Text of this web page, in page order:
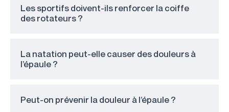
Les sportifs doivent-ils renforcer la coiffe
des rotateurs ?
La natation peut-elle causer des douleurs à
l’épaule ?
Peut-on prévenir la douleur à l’épaule ?